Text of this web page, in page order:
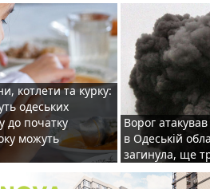
котлети та курку:
одеських
до початку
можуть
Ворог
в Одеській
загинула, ще